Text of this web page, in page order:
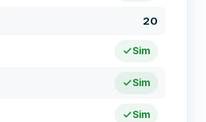
20
Sim
Sim
Sim